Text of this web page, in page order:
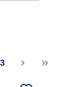
3 > >>